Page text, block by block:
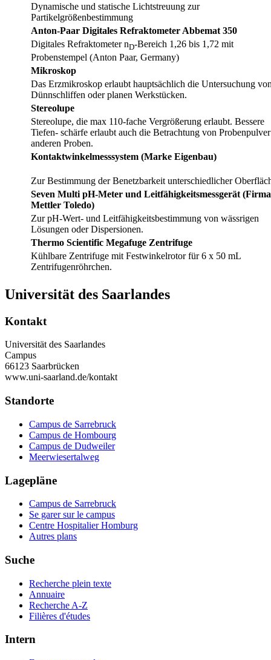
Dynamische und statische Lichtstreuung zur
Partikelgrößenbestimmung
Anton-Paar Digitales Refraktometer Abbemat 350
Digitales Refraktometer nD-Bereich 1,26 bis 1,72 mit
Probenstempel (Anton Paar, Germany)
Mikroskop
Das Erzmikroskop erlaubt hauptsächlich die Untersuchung
Dünnschliffen oder planen Werkstücken.
Stereolupe
Stereolupe, die max 110-fache Vergrößerung erlaubt. Bessere
Tiefen- schärfe erlaubt auch die Betrachtung von
anderen Proben.
Kontaktwinkelmesssystem (Marke Eigenbau)
Zur Bestimmung der Benetzbarkeit unterschiedlicher
Seven Multi pH-Meter und Leitfähigkeitsmessgerät
Mettler Toledo)
Zur pH-Wert- und Leitfähigkeitsbestimmung von wässrigen
Lösungen oder Dispersionen.
Thermo Scientific Megafuge Zentrifuge
Kühlbare Zentrifuge mit Festwinkelrotor für 6 x 50 mL
Zentrifugenröhrchen.
Universität des Saarlandes
Kontakt
Universität des Saarlandes
Campus
66123 Saarbrücken
www.uni-saarland.de/kontakt
Standorte
Campus de Sarrebruck
Campus de Hombourg
Campus de Dudweiler
Meerwiesertalweg
Lagepläne
Campus de Sarrebruck
Se garer sur le campus
Centre Hospitalier Homburg
Autres plans
Suche
Recherche plein texte
Annuaire
Recherche A-Z
Filières d'études
Intern